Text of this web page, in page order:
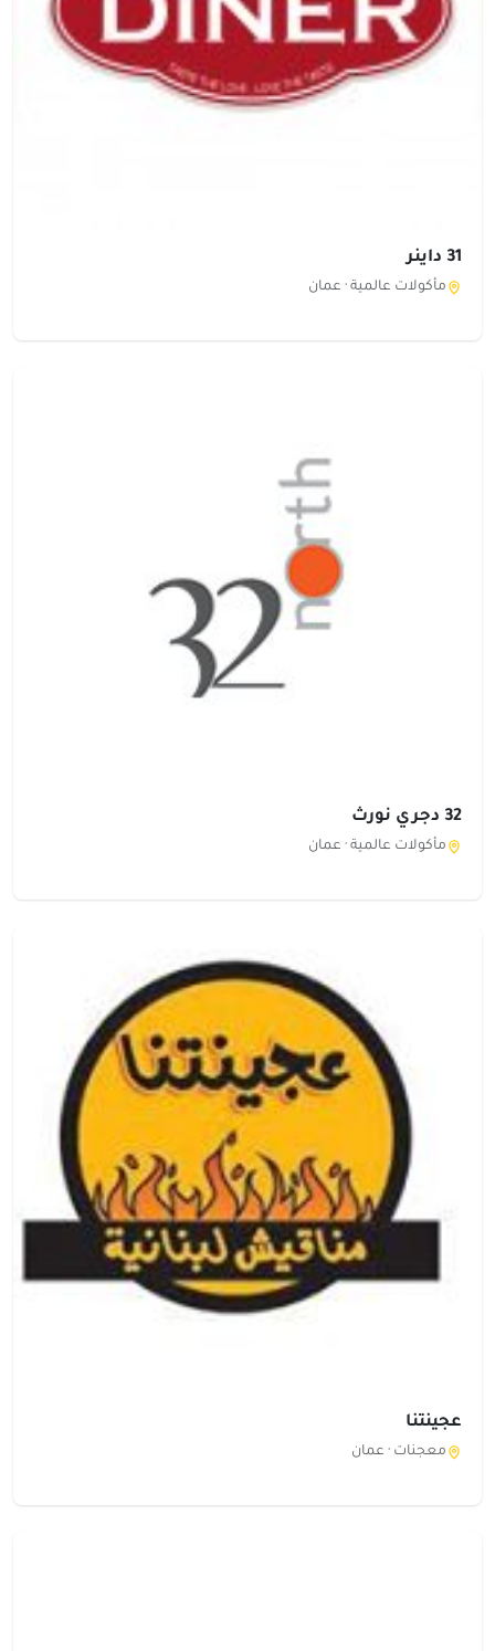
31 داينر
مأكولات عالمية · عمان
32 دجري نورث
مأكولات عالمية · عمان
عجينتنا
معجنات · عمان